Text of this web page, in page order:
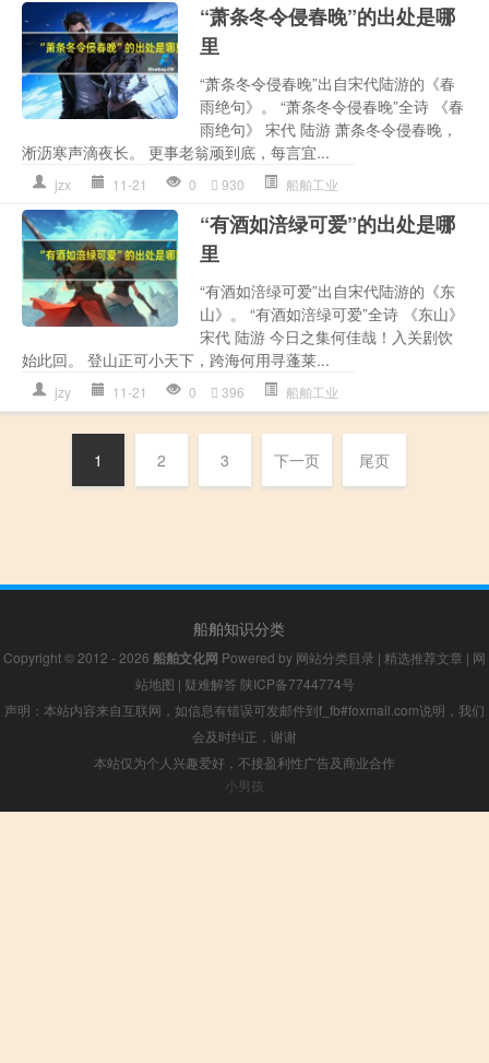
“萧条冬令侵春晚”的出处是哪
里
“萧条冬令侵春晚”出自宋代陆游的《春
雨绝句》。 “萧条冬令侵春晚”全诗 《春
雨绝句》 宋代 陆游 萧条冬令侵春晚，
淅沥寒声滴夜长。 更事老翁顽到底，每言宜...
jzx 11-21 0 930 船舶工业
“有酒如涪绿可爱”的出处是哪
里
“有酒如涪绿可爱”出自宋代陆游的《东
山》。 “有酒如涪绿可爱”全诗 《东山》
宋代 陆游 今日之集何佳哉！入关剧饮
始此回。 登山正可小天下，跨海何用寻蓬莱...
jzy 11-21 0 396 船舶工业
1 2 3 下一页 尾页
船舶知识分类
Copyright © 2012 - 2026 船舶文化网 Powered by 网站分类目录 | 精选推荐文章 | 网
站地图 | 疑难解答 陕ICP备7744774号
声明：本站内容来自互联网，如信息有错误可发邮件到f_fb#foxmail.com说明，我们
会及时纠正，谢谢
本站仅为个人兴趣爱好，不接盈利性广告及商业合作
小男孩